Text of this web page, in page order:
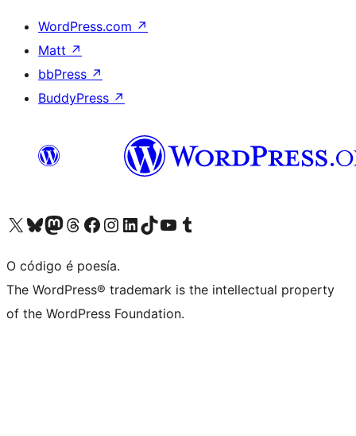
WordPress.com ↗
Matt ↗
bbPress ↗
BuddyPress ↗
Visita la cuenta de X (anteriormente Twitter)
Visita a nosa conta de Bluesky
Visita a nosa conta de Mastodon
Visita a nosa conta de Threads
Visita a nosa páxina de Facebook
Visita a nosa conta de Instagram
Visita a nosa conta de LinkedIn
Visita a nosa conta de TikTok
Visita a nosa canle de YouTube
Visita a nosa conta de Tumblr
O código é poesía.
The WordPress® trademark is the intellectual property
of the WordPress Foundation.